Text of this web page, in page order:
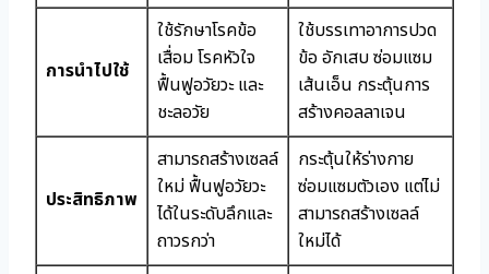
การนำไปใช้
ใช้รักษาโรคข้อ
เสื่อม โรคหัวใจ
ฟื้นฟูอวัยวะ และ
ชะลอวัย
ใช้บรรเทาอาการปวด
ข้อ อักเสบ ซ่อมแซม
เส้นเอ็น กระตุ้นการ
สร้างคอลลาเจน
ประสิทธิภาพ
สามารถสร้างเซลล์
ใหม่ ฟื้นฟูอวัยวะ
ได้ในระดับลึกและ
ถาวรกว่า
กระตุ้นให้ร่างกาย
ซ่อมแซมตัวเอง แต่ไม่
สามารถสร้างเซลล์
ใหม่ได้